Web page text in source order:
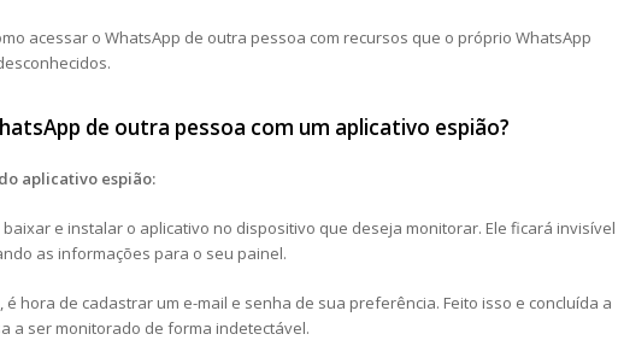
acessar o WhatsApp de outra pessoa com recursos que o próprio WhatsApp
de outra pessoa com um aplicativo espião?
aplicativo espião:
baixar e instalar o aplicativo no dispositivo que deseja monitorar. Ele ficará invisível
as informações para o seu painel.
é hora de cadastrar um e-mail e senha de sua preferência. Feito isso e concluída a
a ser monitorado de forma indetectável.